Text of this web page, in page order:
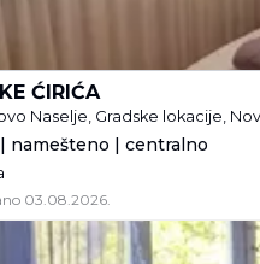
ĆIRIĆA
Naselje, Gradske lokacije,
namešteno | centralno
03.08.2026.